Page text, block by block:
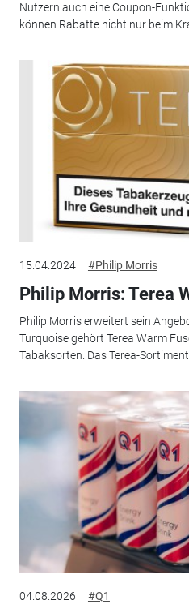
Nutzern auch eine Coupon-
können Rabatte nicht nur beim
15.04.2024 #Philip Morris
Philip Morris: Terea
Philip Morris erweitert sein
Turquoise gehört Terea Warm
Tabaksorten. Das Terea-
04.08.2026 #Q1